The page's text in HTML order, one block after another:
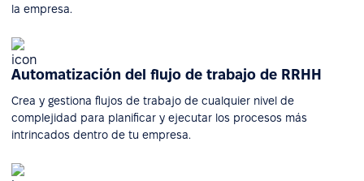
la empresa.
Automatización del flujo de trabajo de RRHH
Crea y gestiona flujos de trabajo de cualquier nivel de
complejidad para planificar y ejecutar los procesos más
intrincados dentro de tu empresa.